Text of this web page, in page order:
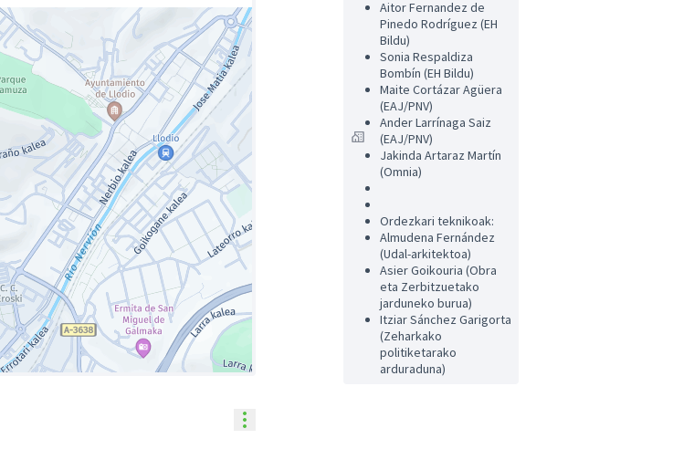
Baliabideen kontrolak
Aitor Fernandez de
Pinedo Rodríguez (EH
Bildu)
Sonia Respaldiza
Bombín (EH Bildu)
Maite Cortázar Agüera
(EAJ/PNV)
Ander Larrínaga Saiz
(EAJ/PNV)
Jakinda Artaraz Martín
(Omnia)
Ordezkari teknikoak:
Almudena Fernández
(Udal-arkitektoa)
Asier Goikouria (Obra
eta Zerbitzuetako
jarduneko burua)
Itziar Sánchez Garigorta
(Zeharkako
politiketarako
arduraduna)